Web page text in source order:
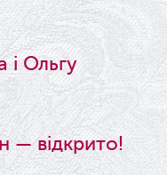
і Ольгу
— відкрито!